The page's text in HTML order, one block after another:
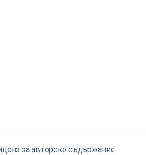
за авторско съдържание